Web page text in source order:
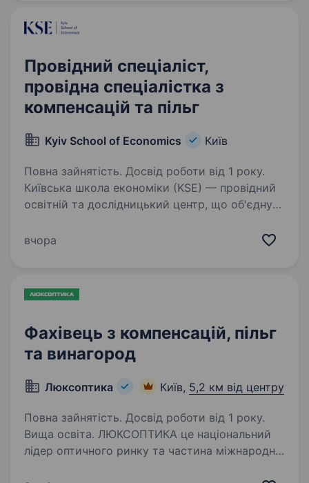
Провідний спеціаліст,
провідна спеціалістка з
компенсацій та пільг
Kyiv School of Economics Київ
Повна зайнятість. Досвід роботи від 1 року.
Київська школа економіки (KSE) — провідний
освітній та дослідницький центр, що об'єднує
рішеннями для суспільства та бізнесу.
вчора
Фахівець з компенсацій, пільг
та винагород
Люксоптика Київ, 5,2 км від центру
Повна зайнятість. Досвід роботи від 1 року.
Вища освіта. ЛЮКСОПТИКА це національний
лідер оптичного ринку та частина міжнародної